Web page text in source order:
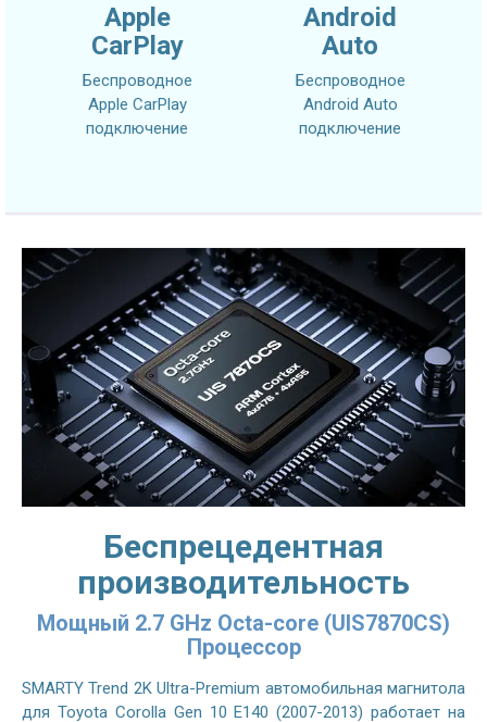
Apple
CarPlay
Беспроводное
Apple CarPlay
подключение
Android
Auto
Беспроводное
Android Auto
подключение
Беспрецедентная
производительность
Мощный 2.7 GHz Octa-core (UIS7870CS)
Процессор
SMARTY Trend 2K Ultra-Premium автомобильная магнитола
для Toyota Corolla Gen 10 E140 (2007-2013) работает на